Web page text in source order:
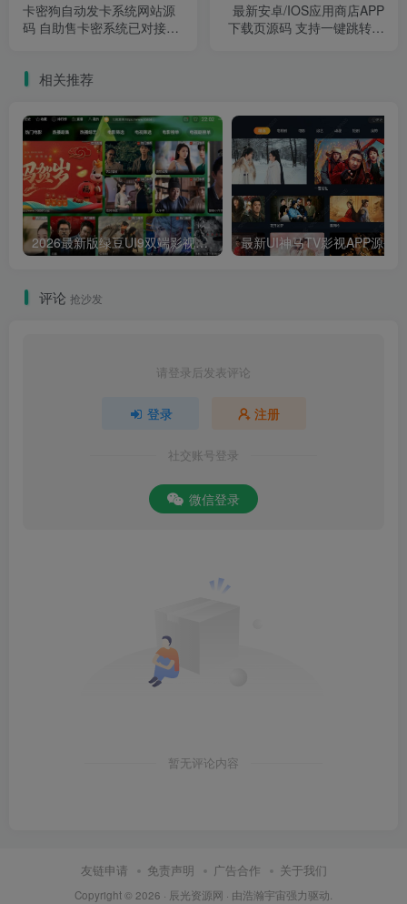
卡密狗自动发卡系统网站源
码 自助售卡密系统已对接免
最新安卓/IOS应用商店APP
下载页源码 支持一键跳转设
相关推荐
2026最新版绿豆UI9双端影视APP源码
评论 抢沙发
请登录后发表评论
登录 注册
社交账号登录
微信登录
暂无评论内容
友链申请 免责声明 广告合作 关于我们
Copyright © 2026 · 辰光资源网 · 由浩瀚宇宙强力驱动.